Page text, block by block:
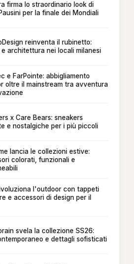
firma lo straordinario look di
per la finale dei Mondiali
reinventa il rubinetto:
e architettura nei locali milanesi
e FarPointe: abbigliamento
oltre il mainstream tra avventura
x Care Bears: sneakers
e nostalgiche per i più piccoli
lancia le collezioni estive:
colorati, funzionali e
l'outdoor con tappeti
e accessori di design per il
svela la collezione SS26:
e dettagli sofisticati